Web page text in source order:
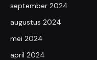
september 2024
augustus 2024
mei 2024
april 2024